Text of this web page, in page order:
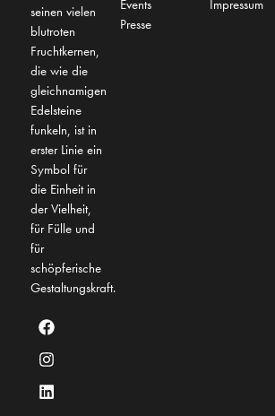
seinen vielen
blutroten
Fruchtkernen,
die wie die
gleichnamigen
Edelsteine
funkeln, ist in
erster Linie ein
Symbol für
die Einheit in
der Vielheit,
für Fülle und
für
schöpferische
Gestaltungskraft.
Events
Presse
Impressum